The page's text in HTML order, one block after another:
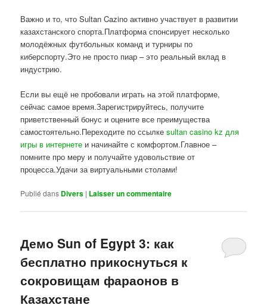
Важно и то, что Sultan Cazino активно участвует в развитии
казахстанского спорта.Платформа спонсирует несколько
молодёжных футбольных команд и турниры по
киберспорту.Это не просто пиар – это реальный вклад в
индустрию.
Если вы ещё не пробовали играть на этой платформе,
сейчас самое время.Зарегистрируйтесь, получите
приветственный бонус и оцените все преимущества
самостоятельно.Переходите по ссылкеsultan casino kz для
игры в интернете и начинайте с комфортом.Главное –
помните про меру и получайте удовольствие от
процесса.Удачи за виртуальными столами!
Publié dans Divers | Laisser un commentaire
Демо Sun of Egypt 3: как
бесплатно прикоснуться к
сокровищам фараонов в
Казахстане